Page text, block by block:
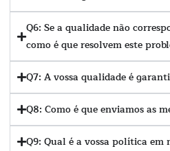
Q6: Se a qualidade não
como é que resolvem este
Q7: A vossa qualidade é
Q8: Como é que enviamos as
Q9: Qual é a vossa política em